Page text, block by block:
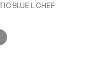
BLUE L CHEF